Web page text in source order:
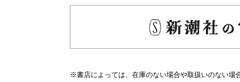
※書店によっては、在庫のない場合や取扱いのない場